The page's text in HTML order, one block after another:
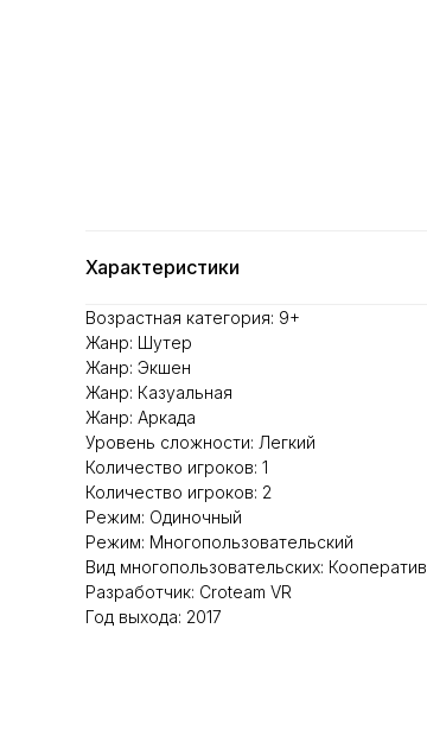
Характеристики
Возрастная категория: 9+
Жанр: Шутер
Жанр: Экшен
Жанр: Казуальная
Жанр: Аркада
Уровень сложности: Легкий
Количество игроков: 1
Количество игроков: 2
Режим: Одиночный
Режим: Многопользовательский
Вид многопользовательских: Кооператив
Разработчик: Croteam VR
Год выхода: 2017